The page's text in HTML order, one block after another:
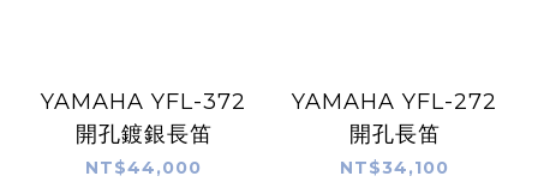
YAMAHA YFL-372
開孔鍍銀長笛
NT$44,000
YAMAHA YFL-272
開孔長笛
NT$34,100